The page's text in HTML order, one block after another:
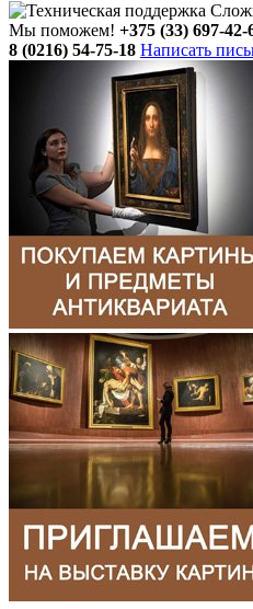
Мы поможем! +375 (33) 697-42-
8 (0216) 54-75-18 Написать